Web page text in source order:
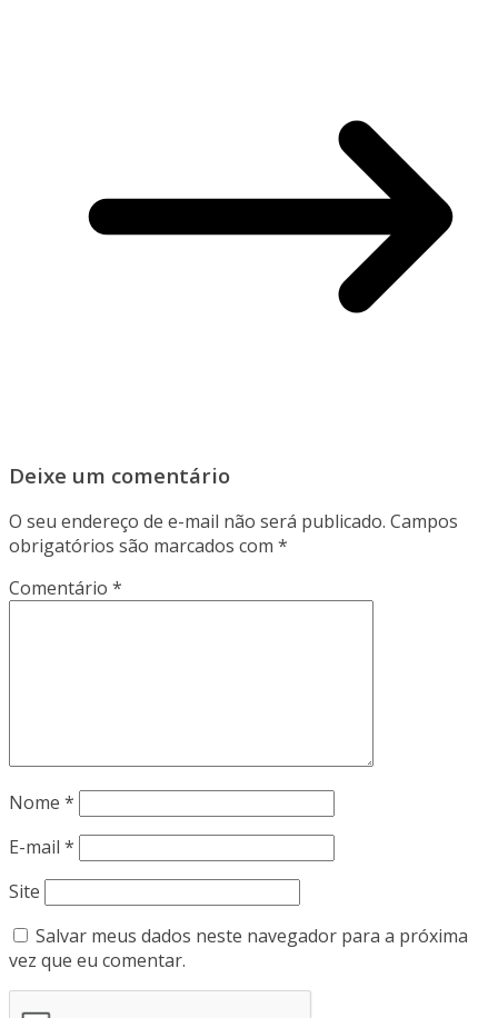
Deixe um comentário
O seu endereço de e-mail não será publicado. Campos
obrigatórios são marcados com *
Comentário *
Nome *
E-mail *
Site
Salvar meus dados neste navegador para a próxima
vez que eu comentar.